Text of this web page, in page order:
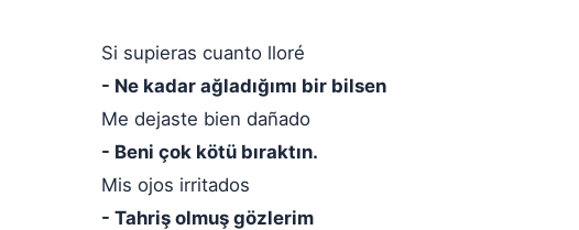
Si supieras cuanto lloré
- Ne kadar ağladığımı bir bilsen
Me dejaste bien dañado
- Beni çok kötü bıraktın.
Mis ojos irritados
- Tahriş olmuş gözlerim